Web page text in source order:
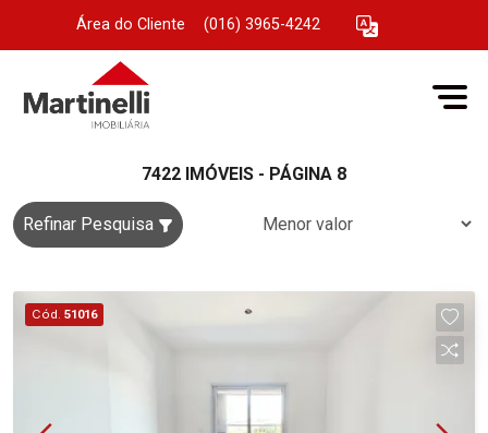
Área do Cliente (016) 3965-4242
7422 IMÓVEIS - PÁGINA 8
Refinar Pesquisa
Cód. 51016